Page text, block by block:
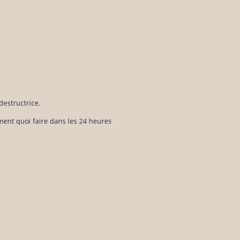
quoi faire dans les 24 heures